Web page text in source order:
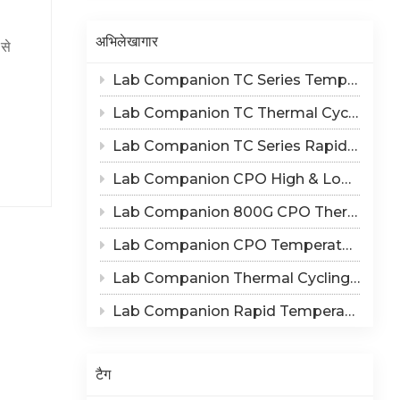
日本語
Tiếng Việt
中文
अभिलेखागार
Lab Companion TC Series Temperature Cycling vs TS Series Thermal Shock Test Chamber – Application & Selection Guide
Lab Companion TC Thermal Cycle vs TS Thermal Shock Test: Mechanisms of Thermo-Mechanical Failure and Equipment Parameter Correlation
Lab Companion TC Series Rapid Temperature Change Chamber: 1℃/min~25℃/min | The Truth of CPO Thermal Cycling Rate
Lab Companion CPO High & Low Temperature Aging Chamber – Ultimate Solution for Silicon Photonics Long-Term Reliability Validation
Lab Companion 800G CPO Thermal Cycling Test Equipment — Reliable Solution for High-Speed Optical Device Qualification
Lab Companion CPO Temperature & Humidity Test Chambers: Reliable Environmental Testing Solutions for Co-packaged Optics Reliability Validation
Lab Companion Thermal Cycling Chamber for Optical Module Performance Testing
Lab Companion Rapid Temperature Change Test Chamber: Core Testing Equipment for 800G CPO Thermal Cycling Validation
टैग
से
(इस